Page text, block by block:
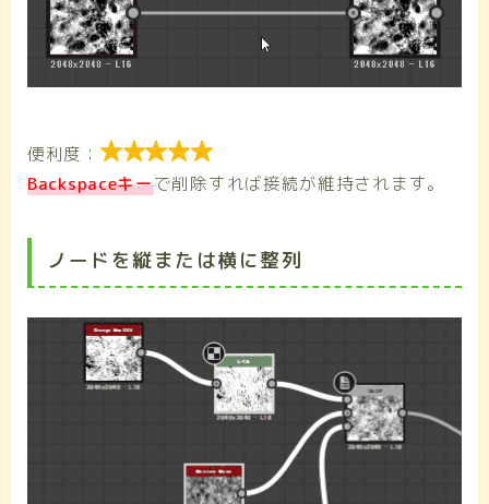
便利度： 
Backspaceキーで削除すれば接続が維持されます。
ノードを縦または横に整列